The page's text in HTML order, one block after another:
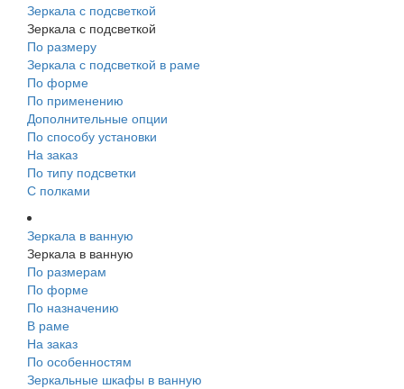
Зеркала с подсветкой
Зеркала с подсветкой
По размеру
Зеркала с подсветкой в раме
По форме
По применению
Дополнительные опции
По способу установки
На заказ
По типу подсветки
С полками
Зеркала в ванную
Зеркала в ванную
По размерам
По форме
По назначению
В раме
На заказ
По особенностям
Зеркальные шкафы в ванную